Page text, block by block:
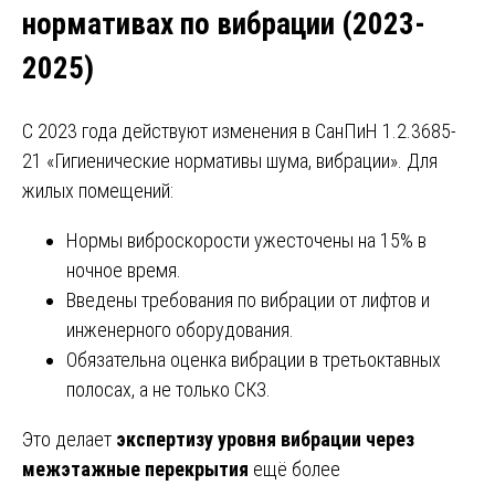
нормативах по вибрации (2023-
2025)
С 2023 года действуют изменения в СанПиН 1.2.3685-
21 «Гигиенические нормативы шума, вибрации». Для
жилых помещений:
Нормы виброскорости ужесточены на 15% в
ночное время.
Введены требования по вибрации от лифтов и
инженерного оборудования.
Обязательна оценка вибрации в третьоктавных
полосах, а не только СКЗ.
Это делает экспертизу уровня вибрации через
межэтажные перекрытия ещё более